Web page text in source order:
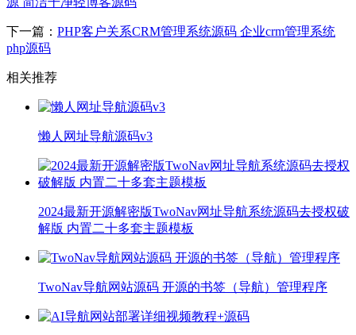
下一篇： PHP客户关系CRM管理系统源码 企业crm管理系统
php源码
相关推荐
懒人网址导航源码v3
2024最新开源解密版TwoNav网址导航系统源码去授权破
解版 内置二十多套主题模板
TwoNav导航网站源码 开源的书签（导航）管理程序